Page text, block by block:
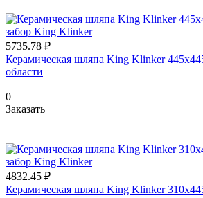
5735.78 ₽
Керамическая шляпа King Klinker
области
0
Заказать
4832.45 ₽
Керамическая шляпа King Klinker